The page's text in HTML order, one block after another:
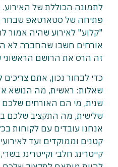
לתמונה הכוללת של האירוע.
פתיחה של סטארטאפ שבחר
"קלוע" לאירוע שהיה אמור
אורחים חשבו שהחברה לא
זה הרס את הרושם
כדי לבחור נכון, אתם
שאלות: ראשית, מה הנושא
שנית, מי הם האורחים
שלישית, מה התקציב שלכם
אנחנו עובדים עם לקוחות
קטנים וממוקדים ועד
קייטרינג חלבי וקייטרינג